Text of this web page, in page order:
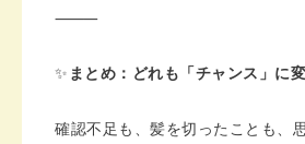
⸻
✨ まとめ：どれも「チャンス」に
確認不足も、髪を切ったことも、